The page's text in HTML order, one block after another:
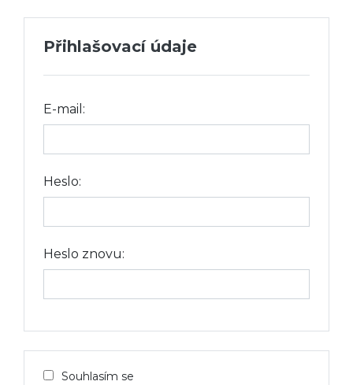
Přihlašovací údaje
E-mail:
Heslo:
Heslo znovu:
Souhlasím se